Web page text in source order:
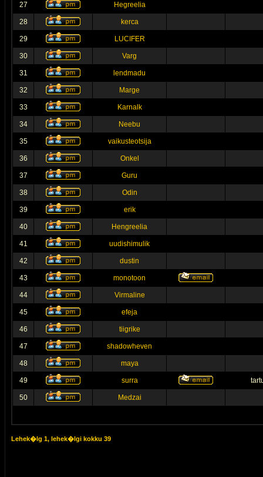
27 Hegreelia
28 kerca
29 LUCIFER
30 Varg
31 lendmadu
32 Marge
33 Karnalk
34 Neebu
35 vaikusteotsija
36 Onkel
37 Guru
38 Odin
39 erik
40 Hengreelia
41 uudishimulik
42 dustin
43 monotoon
44 Virmaline
45 efeja
46 tiigrike
47 shadowheven
48 maya
49 surra
50 Medzai
Lehek�lg 1, lehek�lgi kokku 39